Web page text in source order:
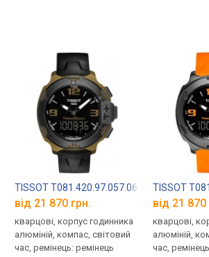
TISSOT T081.420.97.057.06
від 21 870 грн.
кварцові, корпус годинника
алюміній, компас, світовий
час, ремінець: ремінець
TISSOT
від 21 870
кварцові,
алюміній,
час,